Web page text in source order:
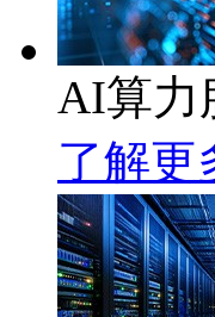
AI算力
了解更